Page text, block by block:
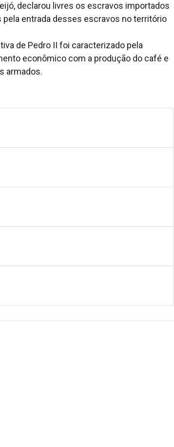
declarou livres os escravos importados
entrada desses escravos no território
de Pedro II foi caracterizado pela
econômico com a produção do café e
armados.